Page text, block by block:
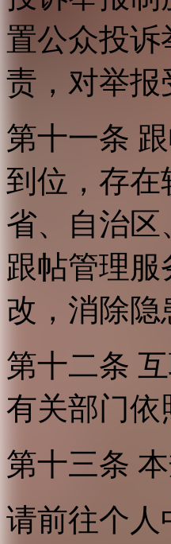
置公众投
责，对举报
第十一条
到位，存
省、自治
跟帖管理
改，消除隐
第十二条
有关部门依
第十三条
请前往个人